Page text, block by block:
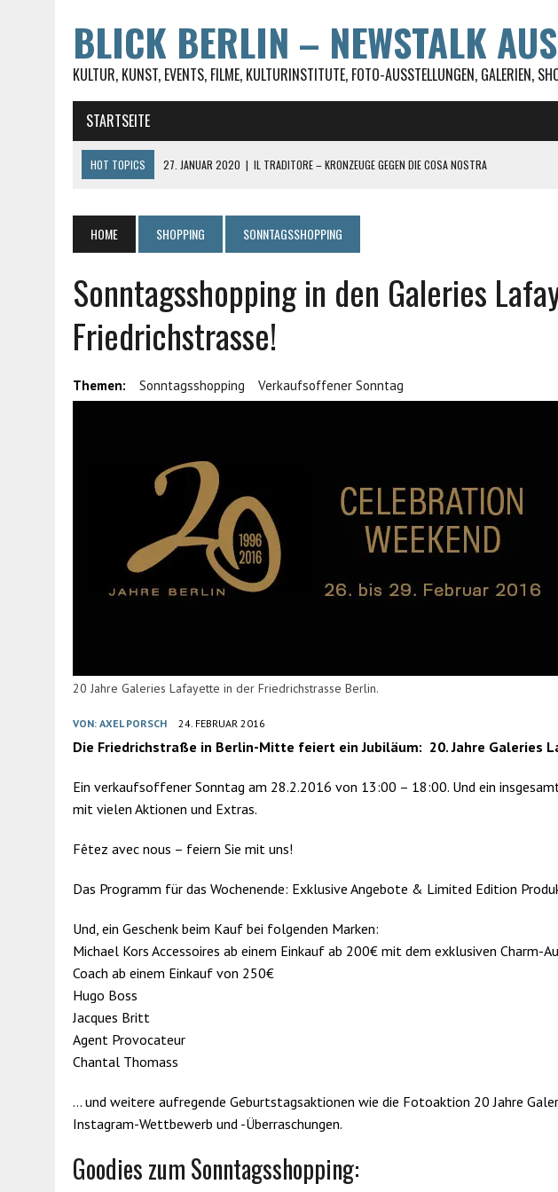
BLICK BERLIN – NEWSTALK
KULTUR, KUNST, EVENTS, FILME, KULTURINSTITUTE, FOTO-AUSSTELLUNGEN, GALERIEN,
STARTSEITE
HOT TOPICS 27. JANUAR 2020 | IL TRADITORE – KRONZEUGE GEGEN DIE COSA NOSTRA
28. FEBRUAR 2017 | #UNRUSHYOURWORLD AUF DEM SPIRIT OF ISTANBUL FESTIVAL
30. MAI 2021
DIE SOPHIENSTRASSE IN BERLIN-MITTE
HOME SHOPPING SONNTAGSSHOPPING
Sonntagsshopping in den Galeries
Friedrichstrasse!
Themen: Sonntagsshopping Verkaufsoffener Sonntag
20 Jahre Galeries Lafayette in der Friedrichstrasse Berlin.
VON: AXEL PORSCH 24. FEBRUAR 2016
Die Friedrichstraße in Berlin-Mitte feiert ein Jubiläum: 20. Jahre Galeries
Ein verkaufsoffener Sonntag am 28.2.2016 von 13:00 – 18:00. Und ein
mit vielen Aktionen und Extras.
Fêtez avec nous – feiern Sie mit uns!
Das Programm für das Wochenende: Exklusive Angebote & Limited Edition
Und, ein Geschenk beim Kauf bei folgenden Marken:
Michael Kors Accessoires ab einem Einkauf ab 200€ mit dem exklusiven Charm-
Coach ab einem Einkauf von 250€
Hugo Boss
Jacques Britt
Agent Provocateur
Chantal Thomass
… und weitere aufregende Geburtstagsaktionen wie die Fotoaktion 20 Jahre
Instagram-Wettbewerb und -Überraschungen.
Goodies zum Sonntagsshopping: